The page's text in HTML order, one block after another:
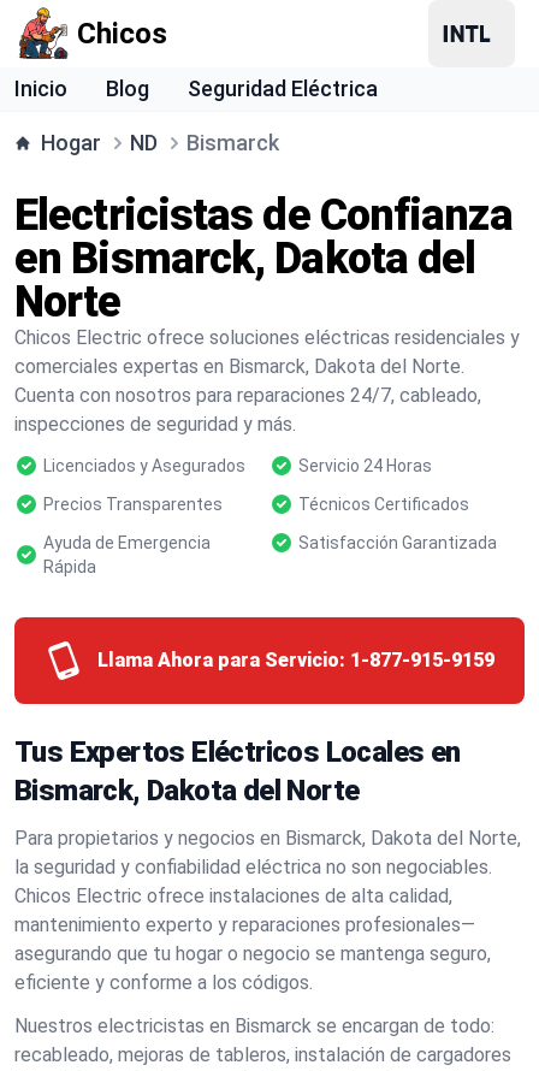
Chicos
Inicio Blog Seguridad Eléctrica
Hogar ND Bismarck
Electricistas de Confianza
en Bismarck, Dakota del
Norte
Chicos Electric ofrece soluciones eléctricas residenciales y
comerciales expertas en Bismarck, Dakota del Norte.
Cuenta con nosotros para reparaciones 24/7, cableado,
inspecciones de seguridad y más.
Licenciados y Asegurados
Servicio 24 Horas
Precios Transparentes
Técnicos Certificados
Ayuda de Emergencia
Rápida
Satisfacción Garantizada
Llama Ahora para Servicio: 1-877-915-9159
Tus Expertos Eléctricos Locales en
Bismarck, Dakota del Norte
Para propietarios y negocios en Bismarck, Dakota del Norte,
la seguridad y confiabilidad eléctrica no son negociables.
Chicos Electric ofrece instalaciones de alta calidad,
mantenimiento experto y reparaciones profesionales—
asegurando que tu hogar o negocio se mantenga seguro,
eficiente y conforme a los códigos.
Nuestros electricistas en Bismarck se encargan de todo:
recableado, mejoras de tableros, instalación de cargadores